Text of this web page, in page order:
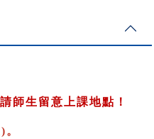
師生留意上課地點！
。